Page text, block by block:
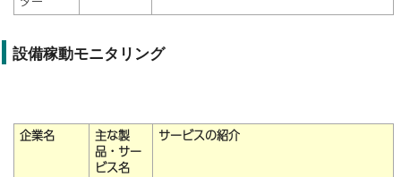
設備稼動モニタリング
企業名
主な製
品・サー
ビス名
サービスの紹介